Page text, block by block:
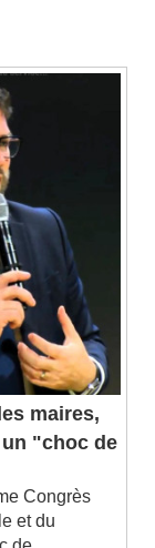
maires,
"choc de
Congrès
et du